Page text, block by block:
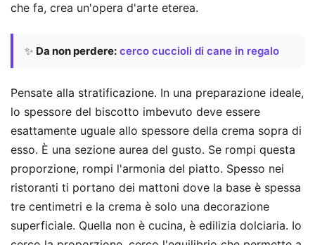
che fa, crea un'opera d'arte eterea.
✨ Da non perdere: cerco cuccioli di cane in regalo
Pensate alla stratificazione. In una preparazione ideale,
lo spessore del biscotto imbevuto deve essere
esattamente uguale allo spessore della crema sopra di
esso. È una sezione aurea del gusto. Se rompi questa
proporzione, rompi l'armonia del piatto. Spesso nei
ristoranti ti portano dei mattoni dove la base è spessa
tre centimetri e la crema è solo una decorazione
superficiale. Quella non è cucina, è edilizia dolciaria. Io